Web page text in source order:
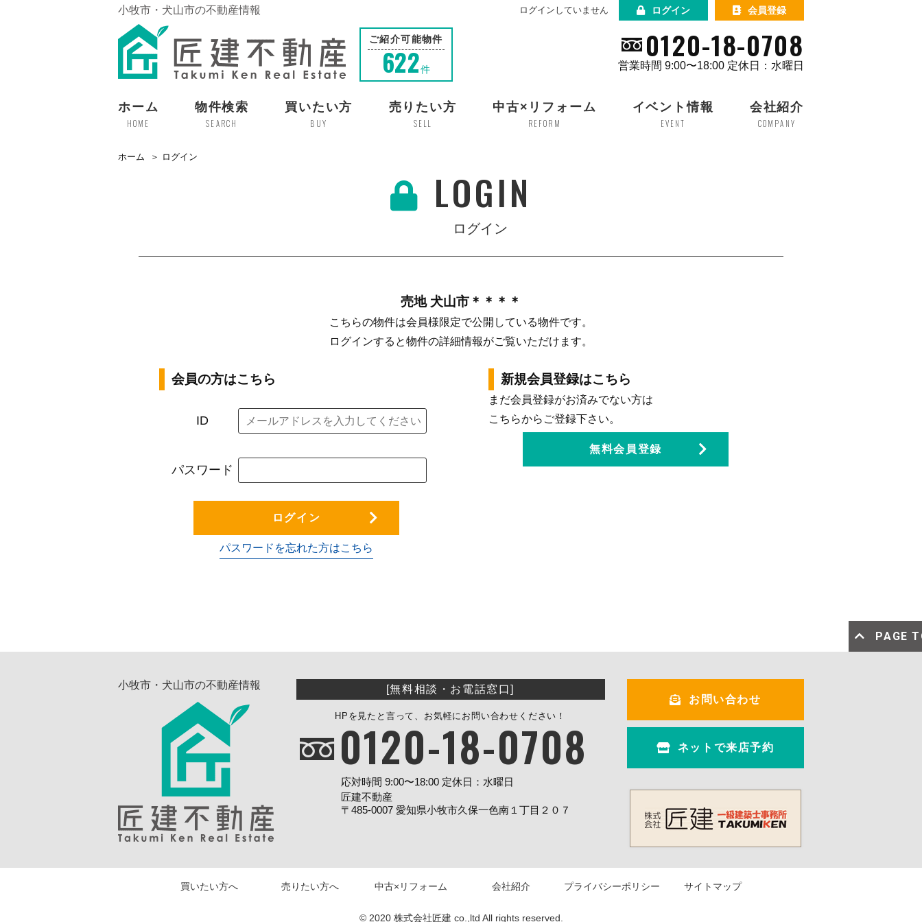
小牧市・犬山市の不動産情報 ログインしていません ログイン 会員登録
ご紹介可能物件
622件
0120-18-0708
営業時間 9:00〜18:00 定休日：水曜日
ホーム
HOME
物件検索
SEARCH
買いたい方
BUY
売りたい方
SELL
中古×リフォーム
REFORM
イベント情報
EVENT
会社紹介
COMPANY
ホーム ログイン
LOGIN
ログイン
売地 犬山市＊＊＊＊
こちらの物件は会員様限定で公開している物件です。
ログインすると物件の詳細情報がご覧いただけます。
会員の方はこちら
ID
パスワード
ログイン
パスワードを忘れた方はこちら
新規会員登録はこちら
まだ会員登録がお済みでない方は
こちらからご登録下さい。
無料会員登録
PAGE
小牧市・犬山市の不動産情報 [無料相談・お電話窓口]
HPを見たと言って、お気軽にお問い合わせください！
0120-18-0708
応対時間 9:00〜18:00 定休日：水曜日
匠建不動産
〒485-0007 愛知県小牧市久保一色南１丁目２０７
お問い合わせ
ネットで来店予約
買いたい方へ 売りたい方へ 中古×リフォーム 会社紹介 プライバシーポリシー サイトマップ
© 2020 株式会社匠建 co.,ltd All rights reserved.